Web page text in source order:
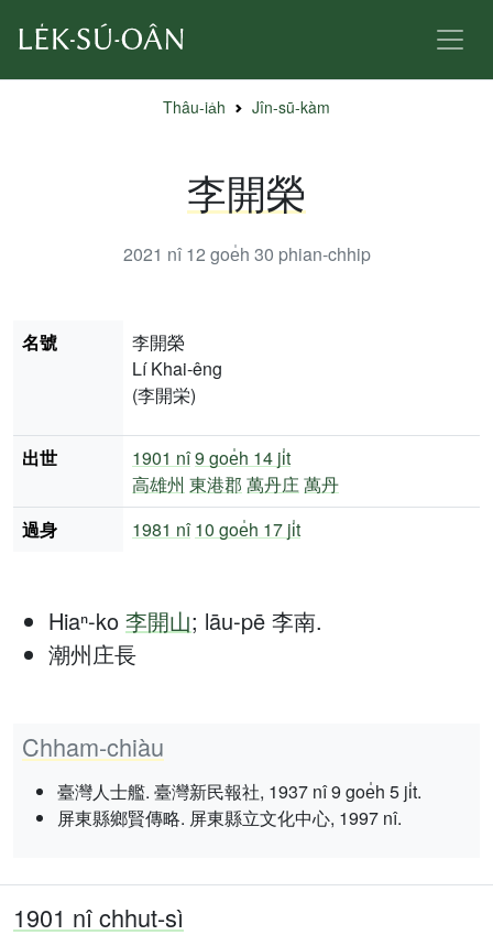
Thâu-ia̍h Jîn-sū-kàm
李開榮
2021 nî 12 goe̍h 30 phian-chhip
Hiaⁿ-ko 李開山; lāu-pē 李南.
潮州庄長
Chham-chiàu
臺灣人士艦. 臺灣新民報社, 1937 nî 9 goe̍h 5 ji̍t.
屏東縣鄉賢傳略. 屏東縣立文化中心, 1997 nî.
名號
李開榮
Lí Khai-êng
(李開栄)
出世 1901 nî9 goe̍h 14 ji̍t
高雄州 東港郡 萬丹庄萬丹
過身
1981 nî 10 goe̍h 17 ji̍t
1901 nî chhut-sì